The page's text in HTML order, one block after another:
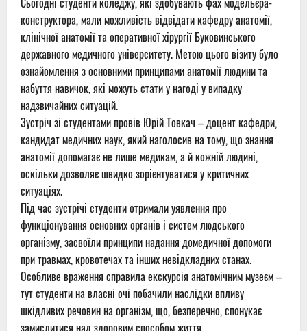
конструктора, мали можливість відвідати кафедру анатомії,
клінічної анатомії та оперативної хірургії Буковинського
державного медичного університету. Метою цього візиту було
ознайомлення з основними принципами анатомії людини та
набуття навичок, які можуть стати у нагоді у випадку
надзвичайних ситуацій.
Зустріч зі студентами провів Юрій Товкач – доцент кафедри,
кандидат медичних наук, який наголосив на тому, що знання
анатомії допомагає не лише медикам, а й кожній людині,
оскільки дозволяє швидко зорієнтуватися у критичних
ситуаціях.
Під час зустрічі студенти отримали уявлення про
функціонування основних органів і систем людського
організму, засвоїли принципи надання домедичної допомоги
при травмах, кровотечах та інших невідкладних станах.
Особливе враження справила екскурсія анатомічним музеєм –
тут студенти на власні очі побачили наслідки впливу
шкідливих речовин на організм, що, безперечно, спонукає